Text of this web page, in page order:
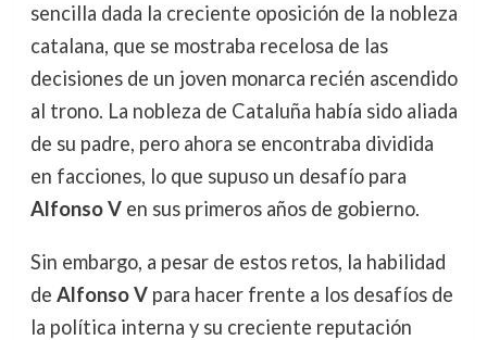
sencilla dada la creciente oposición de la nobleza
catalana, que se mostraba recelosa de las
decisiones de un joven monarca recién ascendido
al trono. La nobleza de Cataluña había sido aliada
de su padre, pero ahora se encontraba dividida
en facciones, lo que supuso un desafío para
Alfonso Ven sus primeros años de gobierno.
Sin embargo, a pesar de estos retos, la habilidad
de Alfonso Vpara hacer frente a los desafíos de
la política interna y su creciente reputación